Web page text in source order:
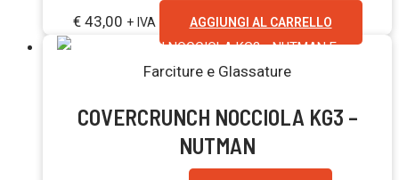
€43,00 + IVA AGGIUNGI AL CARRELLO
Esaurito
Farciture e Glassature
COVERCRUNCH NOCCIOLA KG3 –
NUTMAN